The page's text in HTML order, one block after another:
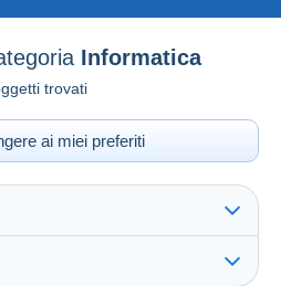
Informatica
trovati
ai miei preferiti